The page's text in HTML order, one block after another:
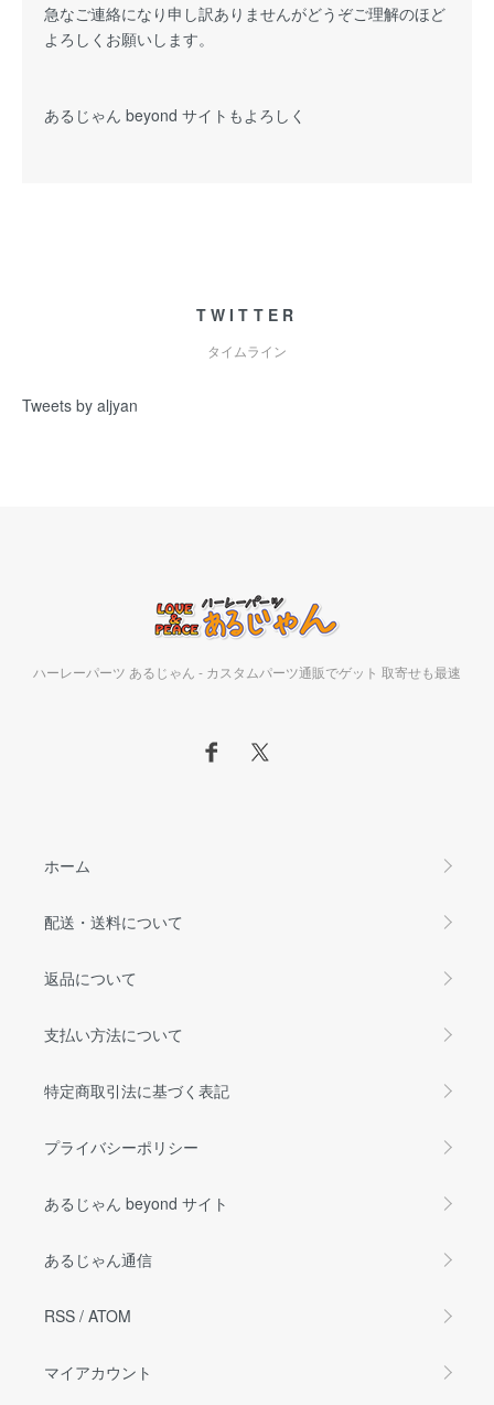
急なご連絡になり申し訳ありませんがどうぞご理解のほど
よろしくお願いします。
あるじゃん beyond サイトもよろしく
TWITTER
タイムライン
Tweets by aljyan
ハーレーパーツ あるじゃん - カスタムパーツ通販でゲット 取寄せも最速
ホーム
配送・送料について
返品について
支払い方法について
特定商取引法に基づく表記
プライバシーポリシー
あるじゃん beyond サイト
あるじゃん通信
RSS / ATOM
マイアカウント